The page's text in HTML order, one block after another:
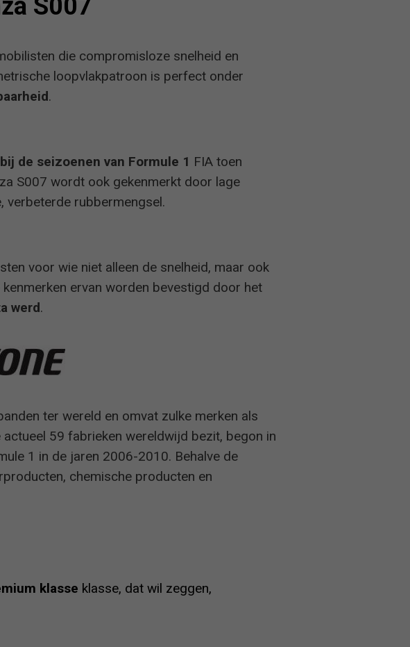
S007
die compromisloze snelheid en
loopvlakpatroon is perfect onder
.
de seizoenen van Formule 1 FIA toen
S007 wordt ook gekenmerkt door lage
verbeterde rubbermengsel.
voor wie niet alleen de snelheid, maar ook
ervan worden bevestigd door het
werd.
ter wereld en omvat zulke merken als
59 fabrieken wereldwijd bezit, begon in
1 in de jaren 2006-2010. Behalve de
chemische producten en
klasse klasse, dat wil zeggen,